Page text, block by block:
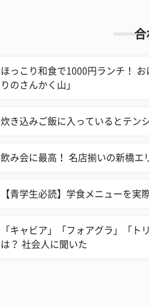
合
ほっこり和食で1000円ランチ！
りのさんかく山」
炊き込みご飯に入っているとテン
飲み会に最高！ 名店揃いの新橋エ
【青学生必読】学食メニューを実
「キャビア」「フォアグラ」「ト
は？ 社会人に聞いた